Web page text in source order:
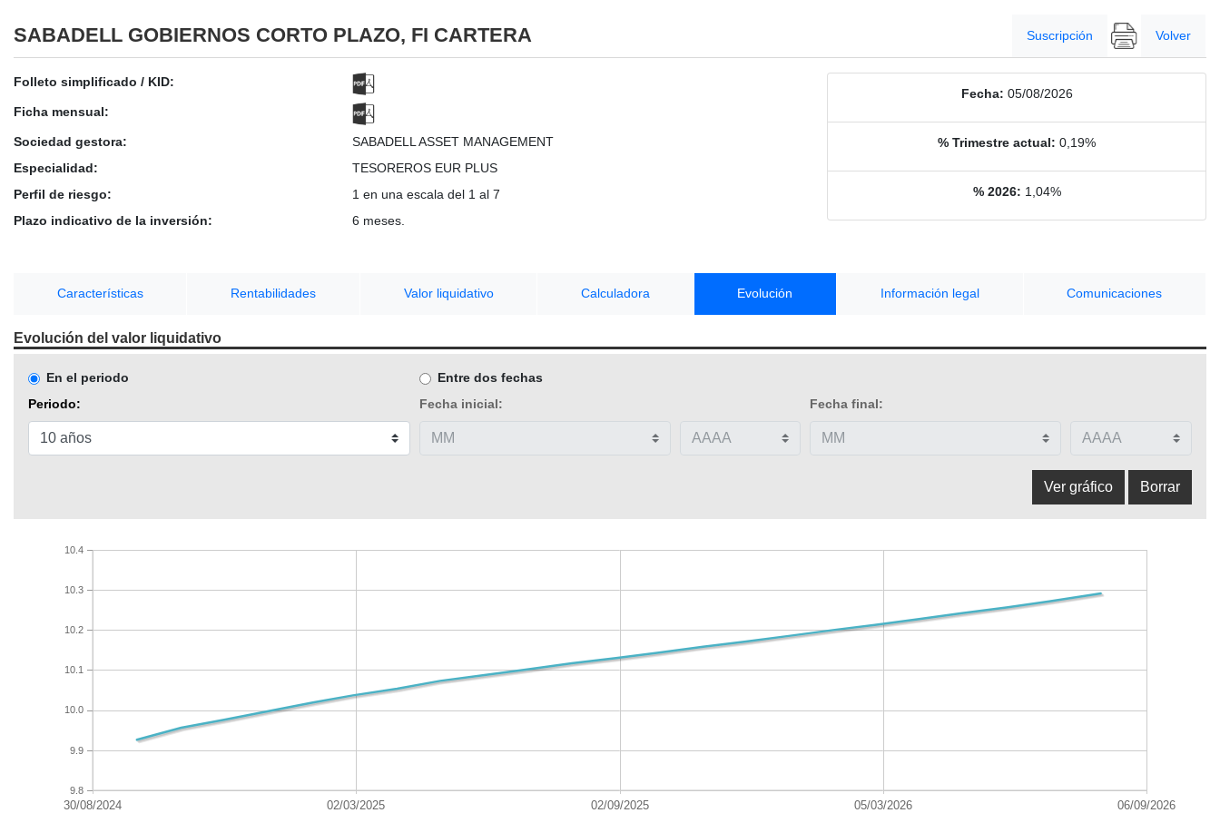
SABADELL GOBIERNOS CORTO PLAZO, FI CARTERA Suscripción Volver
Folleto simplificado / KID:
Ficha mensual:
Sociedad gestora:
SABADELL ASSET MANAGEMENT
Especialidad:
TESOREROS EUR PLUS
Perfil de riesgo:
1 en una escala del 1 al 7
Plazo indicativo de la inversión:
6 meses.
Fecha: 05/08/2026
% Trimestre actual: 0,19%
% 2026: 1,04%
Características Rentabilidades Valor liquidativo Calculadora Evolución Información legal Comunicaciones
Evolución del valor liquidativo
En el periodo
Periodo:
Entre dos fechas
Fecha inicial:
Fecha final:
9.8
9.9
10.0
10.1
10.2
10.3
10.4